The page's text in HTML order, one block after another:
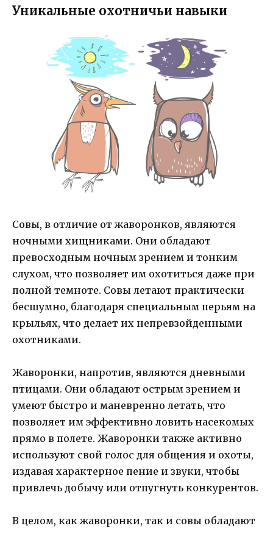
Уникальные охотничьи навыки
Совы, в отличие от жаворонков, являются
ночными хищниками. Они обладают
превосходным ночным зрением и тонким
слухом, что позволяет им охотиться даже при
полной темноте. Совы летают практически
бесшумно, благодаря специальным перьям на
крыльях, что делает их непревзойденными
охотниками.
Жаворонки, напротив, являются дневными
птицами. Они обладают острым зрением и
умеют быстро и маневренно летать, что
позволяет им эффективно ловить насекомых
прямо в полете. Жаворонки также активно
используют свой голос для общения и охоты,
издавая характерное пение и звуки, чтобы
привлечь добычу или отпугнуть конкурентов.
В целом, как жаворонки, так и совы обладают